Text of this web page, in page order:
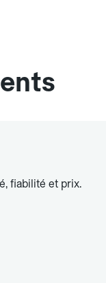
fiabilité et prix.